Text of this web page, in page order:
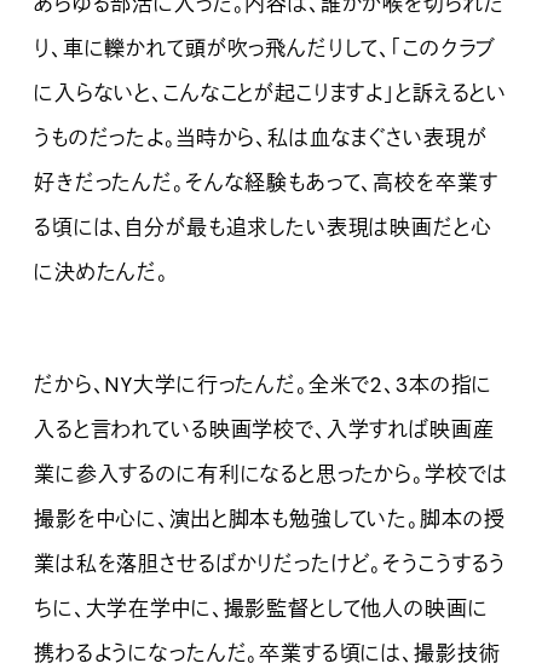
り、車に轢かれて頭が吹っ飛んだりして、「このクラブ
に入らないと、こんなことが起こりますよ」と訴えるとい
うものだったよ。当時から、私は血なまぐさい表現が
好きだったんだ。そんな経験もあって、高校を卒業す
る頃には、自分が最も追求したい表現は映画だと心
に決めたんだ。
だから、NY大学に行ったんだ。全米で2、3本の指に
入ると言われている映画学校で、入学すれば映画産
業に参入するのに有利になると思ったから。学校では
撮影を中心に、演出と脚本も勉強していた。脚本の授
業は私を落胆させるばかりだったけど。そうこうするう
ちに、大学在学中に、撮影監督として他人の映画に
携わるようになったんだ。卒業する頃には、撮影技術